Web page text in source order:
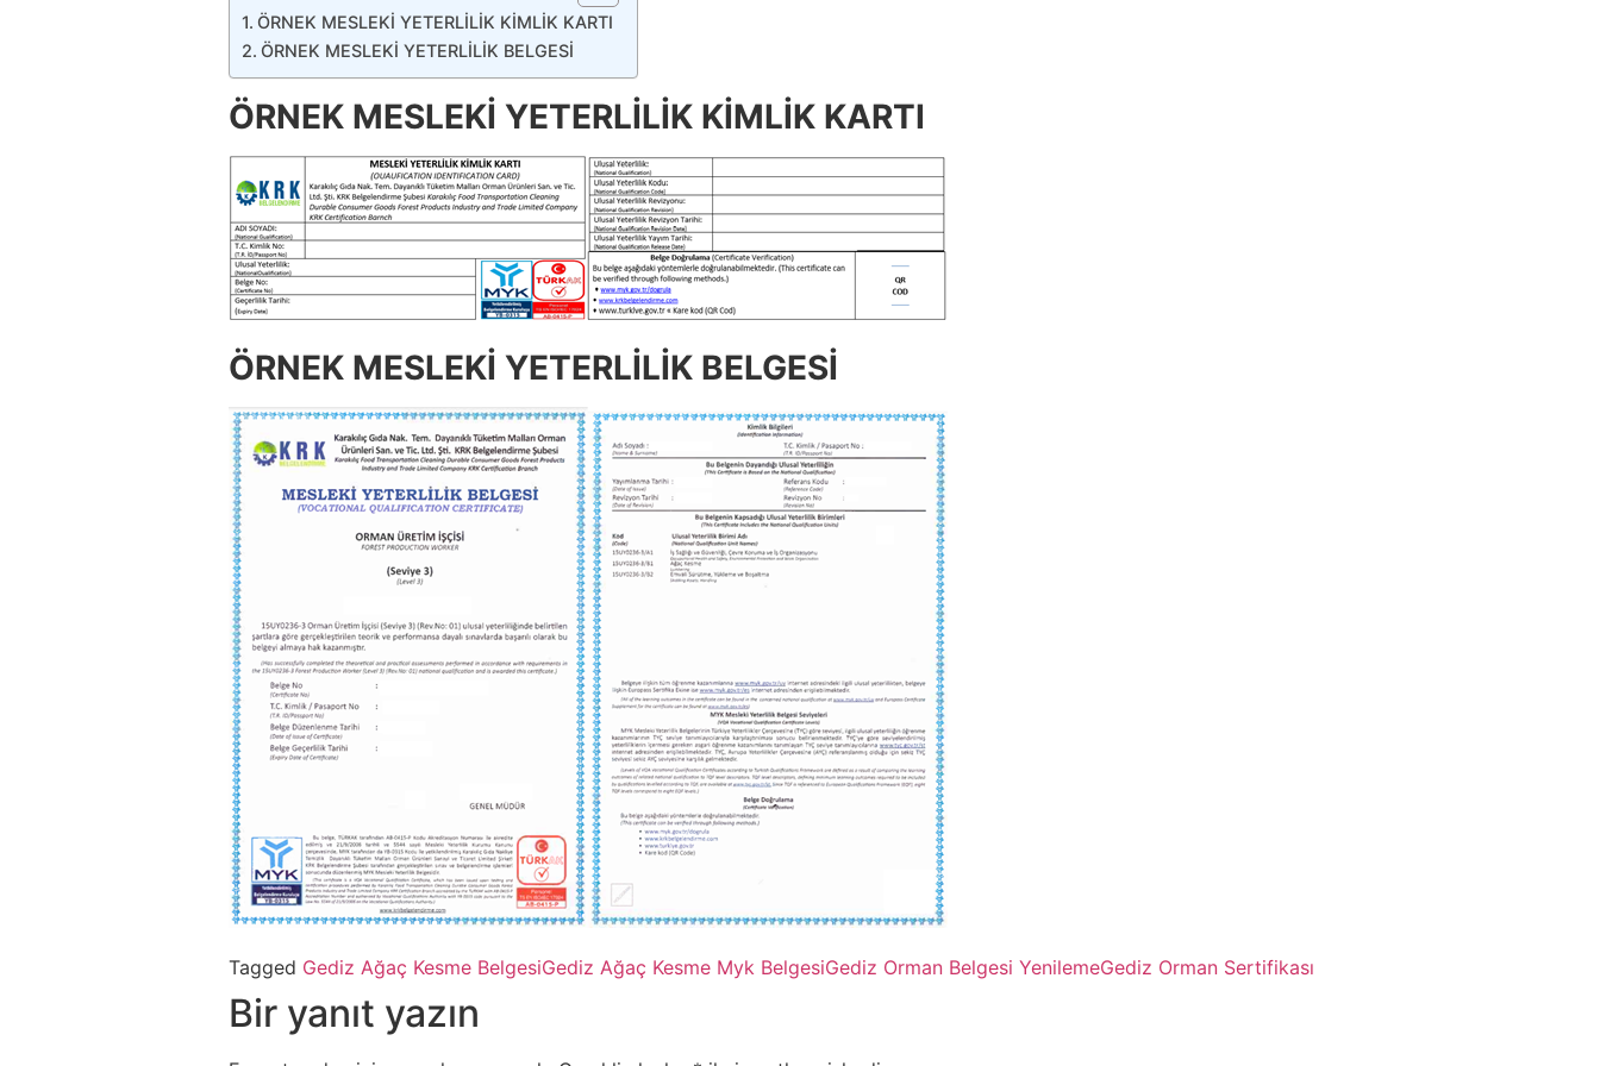
ÖRNEK MESLEKİ YETERLİLİK KİMLİK KARTI
ÖRNEK MESLEKİ YETERLİLİK BELGESİ
ÖRNEK MESLEKİ YETERLİLİK KİMLİK KARTI
ÖRNEK MESLEKİ YETERLİLİK BELGESİ
Tagged Gediz Ağaç Kesme BelgesiGediz Ağaç Kesme Myk BelgesiGediz Orman Belgesi YenilemeGediz Orman Sertifikası
Bir yanıt yazın